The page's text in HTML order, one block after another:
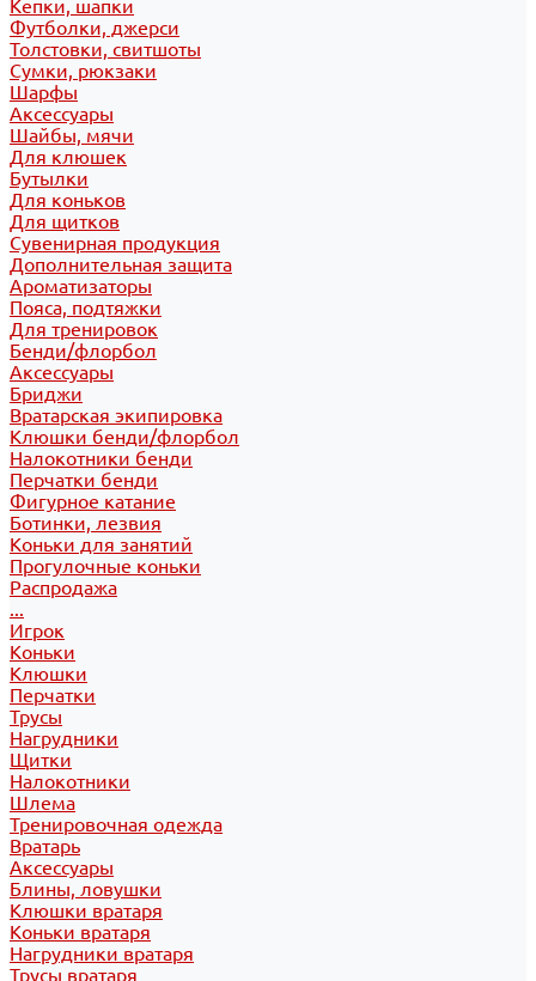
Кепки, шапки
Футболки, джерси
Толстовки, свитшоты
Сумки, рюкзаки
Шарфы
Аксессуары
Шайбы, мячи
Для клюшек
Бутылки
Для коньков
Для щитков
Сувенирная продукция
Дополнительная защита
Ароматизаторы
Пояса, подтяжки
Для тренировок
Бенди/флорбол
Аксессуары
Бриджи
Вратарская экипировка
Клюшки бенди/флорбол
Налокотники бенди
Перчатки бенди
Фигурное катание
Ботинки, лезвия
Коньки для занятий
Прогулочные коньки
Распродажа
...
Игрок
Коньки
Клюшки
Перчатки
Трусы
Нагрудники
Щитки
Налокотники
Шлема
Тренировочная одежда
Вратарь
Аксессуары
Блины, ловушки
Клюшки вратаря
Коньки вратаря
Нагрудники вратаря
Трусы вратаря